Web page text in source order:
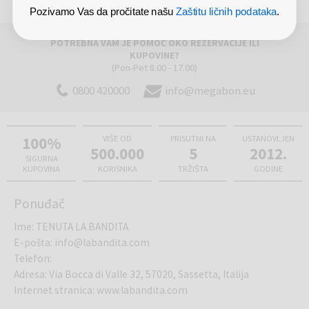
POTREBNA VAM JE POMOĆ OKO REZERVACIJE ILI
KUPOVINE?
(Pon-Pet 8.00 - 17.00)
0800 420000 info@megabon.eu
100%
SIGURNA
KUPOVINA
VIŠE OD
500.000
KORISNIKA
PRISUTNI NA
5
TRŽIŠTA
USTANOVLJEN
2012.
GODINE
Ponuđač
Ime: TENUTA LA BANDITA
E-pošta: info@labandita.com
Telefon:
Adresa: Via Bocca di Valle 32, 57020, Sassetta, Italija
Internet stranica: www.labandita.com
Pozivamo Vas da pročitate našuZaštitu ličnih podataka.